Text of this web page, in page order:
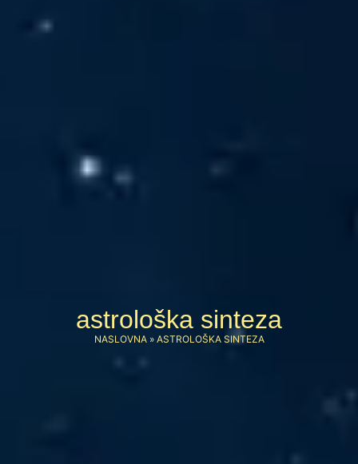
astrološka sinteza
NASLOVNA» ASTROLOŠKA SINTEZA